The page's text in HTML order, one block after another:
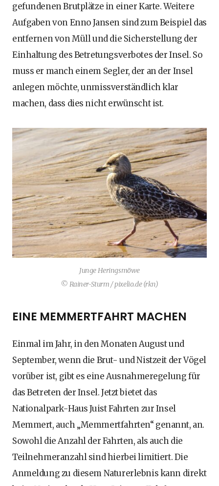
gefundenen Brutplätze in einer Karte. Weitere
Aufgaben von Enno Jansen sind zum Beispiel das
entfernen von Müll und die Sicherstellung der
Einhaltung des Betretungsverbotes der Insel. So
muss er manch einem Segler, der an der Insel
anlegen möchte, unmissverständlich klar
machen, dass dies nicht erwünscht ist.
Junge Heringsmöwe
© Rainer-Sturm / pixelio.de (rkn)
EINE MEMMERTFAHRT MACHEN
Einmal im Jahr, in den Monaten August und
September, wenn die Brut- und Nistzeit der Vögel
vorüber ist, gibt es eine Ausnahmeregelung für
das Betreten der Insel. Jetzt bietet das
Nationalpark-Haus Juist Fahrten zur Insel
Memmert, auch „Memmertfahrten“ genannt, an.
Sowohl die Anzahl der Fahrten, als auch die
Teilnehmeranzahl sind hierbei limitiert. Die
Anmeldung zu diesem Naturerlebnis kann direkt